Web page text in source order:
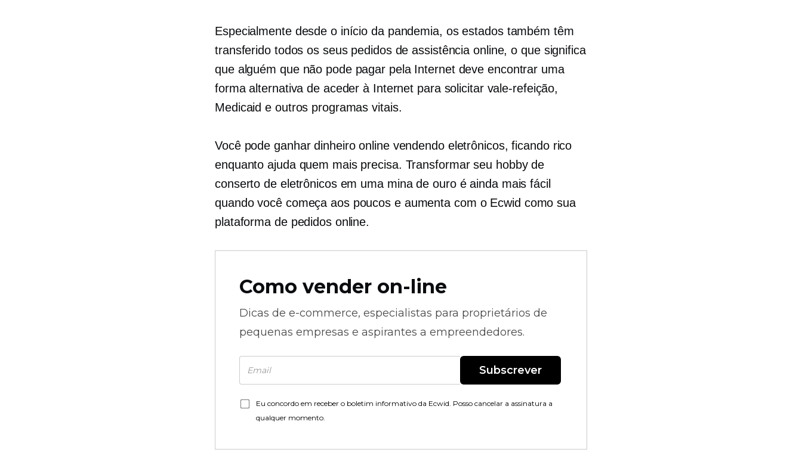
Especialmente desde o início da pandemia, os estados também têm
transferido todos os seus pedidos de assistência online, o que significa
que alguém que não pode pagar pela Internet deve encontrar uma
forma alternativa de aceder à Internet para solicitar vale-refeição,
Medicaid e outros programas vitais.
Você pode ganhar dinheiro online vendendo eletrônicos, ficando rico
enquanto ajuda quem mais precisa. Transformar seu hobby de
conserto de eletrônicos em uma mina de ouro é ainda mais fácil
quando você começa aos poucos e aumenta com o Ecwid como sua
plataforma de pedidos online.
Como vender on-line
Dicas de e-commerce, especialistas para proprietários de
pequenas empresas e aspirantes a empreendedores.
Subscrever
Eu concordo em receber o boletim informativo da Ecwid. Posso cancelar a assinatura a
qualquer momento.